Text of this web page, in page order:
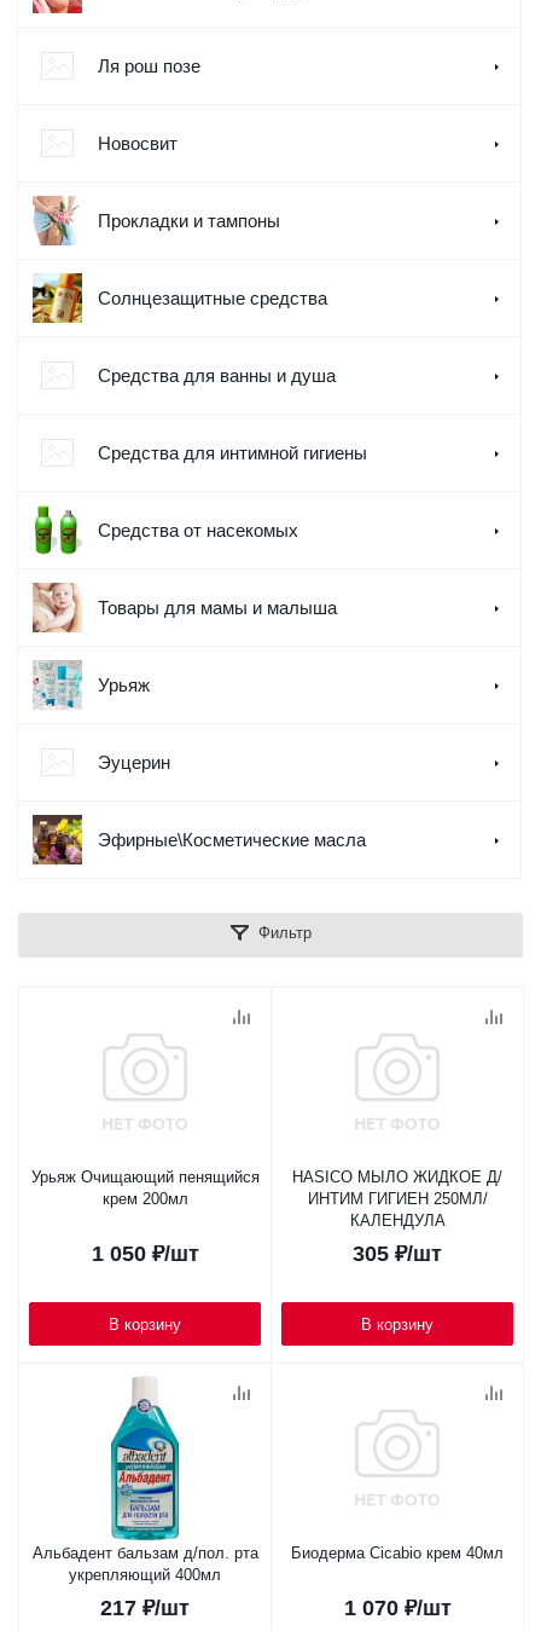
Ля рош позе
Новосвит
Прокладки и тампоны
Солнцезащитные средства
Средства для ванны и душа
Средства для интимной гигиены
Средства от насекомых
Товары для мамы и малыша
Урьяж
Эуцерин
Эфирные\Косметические масла
Фильтр
Урьяж Очищающий пенящийся
крем 200мл
1 050₽/шт
В корзину
HASICO МЫЛО ЖИДКОЕ Д/
ИНТИМ ГИГИЕН 250МЛ/
КАЛЕНДУЛА
305 ₽/шт
В корзину
Альбадент бальзам д/пол. рта
укрепляющий 400мл
217 ₽/шт
Биодерма Cicabio крем 40мл
1 070₽/шт